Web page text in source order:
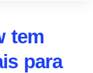
tem
para